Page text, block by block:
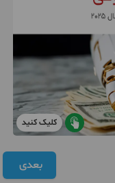
کلیک کنید
بعدی